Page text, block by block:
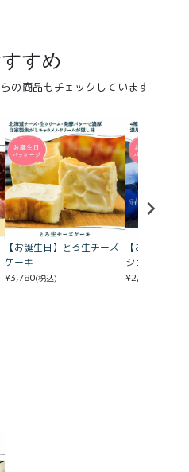
すめ
の商品もチェックしています
【お誕生日】とろ生チーズ
ケーキ
¥3,780(税込)
【お誕生日】
ショコラwith
¥2,500